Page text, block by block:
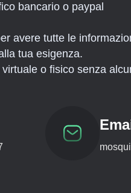
bancario o paypal
avere tutte le
tua esigenza.
o fisico senza